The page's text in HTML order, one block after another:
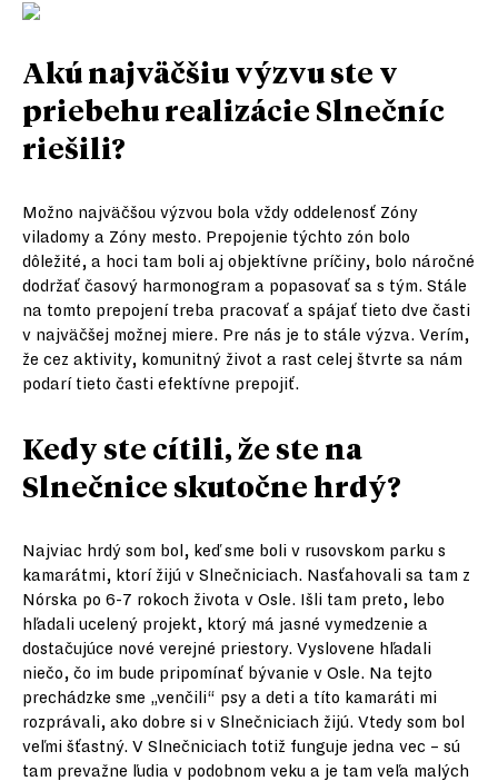
Akú najväčšiu výzvu ste v
priebehu realizácie Slnečníc
riešili?
Možno najväčšou výzvou bola vždy oddelenosť Zóny
viladomy a Zóny mesto. Prepojenie týchto zón bolo
dôležité, a hoci tam boli aj objektívne príčiny, bolo náročné
dodržať časový harmonogram a popasovať sa s tým. Stále
na tomto prepojení treba pracovať a spájať tieto dve časti
v najväčšej možnej miere. Pre nás je to stále výzva. Verím,
že cez aktivity, komunitný život a rast celej štvrte sa nám
podarí tieto časti efektívne prepojiť.
Kedy ste cítili, že ste na
Slnečnice skutočne hrdý?
Najviac hrdý som bol, keď sme boli v rusovskom parku s
kamarátmi, ktorí žijú v Slnečniciach. Nasťahovali sa tam z
Nórska po 6-7 rokoch života v Osle. Išli tam preto, lebo
hľadali ucelený projekt, ktorý má jasné vymedzenie a
dostačujúce nové verejné priestory. Vyslovene hľadali
niečo, čo im bude pripomínať bývanie v Osle. Na tejto
prechádzke sme „venčili“ psy a deti a títo kamaráti mi
rozprávali, ako dobre si v Slnečniciach žijú. Vtedy som bol
veľmi šťastný. V Slnečniciach totiž funguje jedna vec – sú
tam prevažne ľudia v podobnom veku a je tam veľa malých